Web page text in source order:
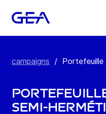
campaigns / Portefeuille
semi-